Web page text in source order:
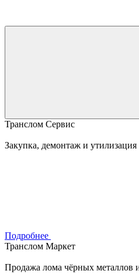
Транслом Сервис
Закупка, демонтаж и утилизация
Подробнее
Транслом Маркет
Продажа лома чёрных металлов